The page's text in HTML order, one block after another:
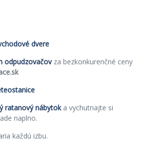
dvere
odpudzovačovza bezkonkurenčné ceny
ratanový nábytoka vychutnajte si
naplno.
každú izbu.